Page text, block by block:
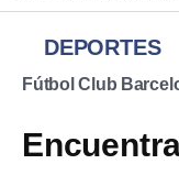
DEPORTES
Fútbol Club